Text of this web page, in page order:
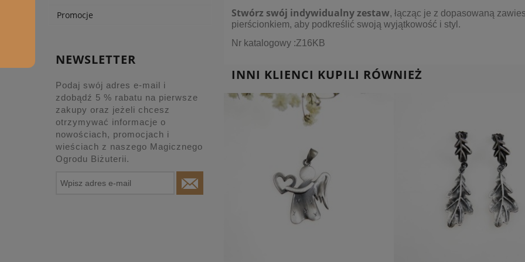
Promocje
NEWSLETTER
Podaj swój adres e-mail i
zdobądź 5 % rabatu na pierwsze
zakupy oraz jeżeli chcesz
otrzymywać informacje o
nowościach, promocjach i
wieściach z naszego Magicznego
Ogrodu Biżuterii.
Stwórz swój indywidualny zestaw, łącząc je z dopasowaną
pierścionkiem, aby podkreślić swoją wyjątkowość i styl.
Nr katalogowy :Z16KB
INNI KLIENCI KUPILI RÓWNIEŻ